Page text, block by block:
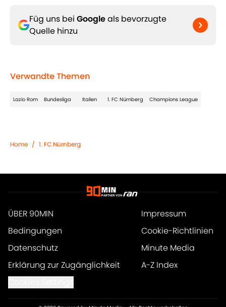
Füg uns bei Googleals bevorzugte
Quelle hinzu
Verwandte Themen
Lazio Rom Bundesliga Italien 1. FC Nürnberg Champions League
Home / 1. FC Nürnberg
ÜBER 90MIN
Impressum
Bedingungen
Cookie-Richtlinien
Datenschutz
Minute Media
Erklärung zur Zugänglichkeit
A-Z Index